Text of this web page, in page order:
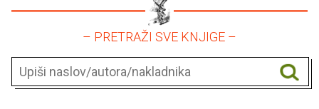
– PRETRAŽI SVE KNJIGE –